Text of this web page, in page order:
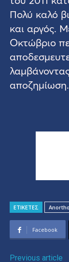
Πολύ καλό
και αργός.
Οκτώβριο
αποζημίωση.
ΕΤΙΚΕΤΕΣ
Facebook
Previous article